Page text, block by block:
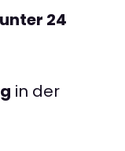
unter 24
in der